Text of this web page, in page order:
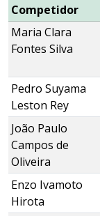
Competidor
Maria Clara
Fontes Silva
Pedro Suyama
Leston Rey
João Paulo
Campos de
Oliveira
Enzo Ivamoto
Hirota